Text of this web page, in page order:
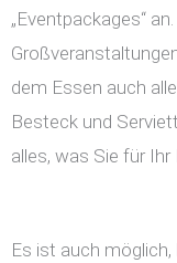
„Eventpackages“
dem Essen auch
Besteck und
alles, was Sie für
Es ist auch